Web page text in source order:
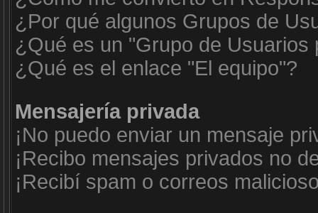
¿Por qué algunos Grupos de
¿Qué es un "Grupo de Usuarios
¿Qué es el enlace "El equipo"?
Mensajería privada
¡No puedo enviar un mensaje
¡Recibo mensajes privados no
¡Recibí spam o correos